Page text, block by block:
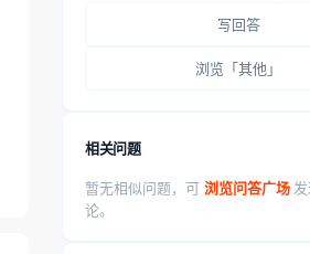
写回答
浏览「其他」
相关问题
暂无相似问题，可 浏览问答广场
论。